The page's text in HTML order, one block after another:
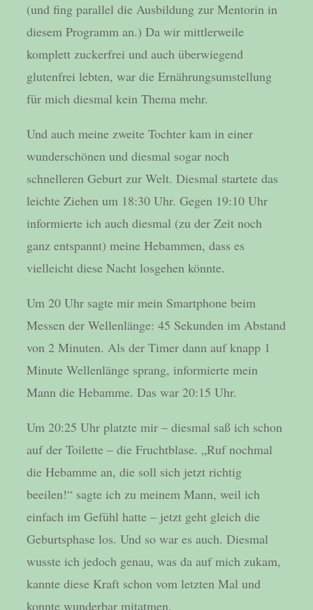
(und fing parallel die Ausbildung zur Mentorin in
diesem Programm an.) Da wir mittlerweile
komplett zuckerfrei und auch überwiegend
glutenfrei lebten, war die Ernährungsumstellung
für mich diesmal kein Thema mehr.
Und auch meine zweite Tochter kam in einer
wunderschönen und diesmal sogar noch
schnelleren Geburt zur Welt. Diesmal startete das
leichte Ziehen um 18:30 Uhr. Gegen 19:10 Uhr
informierte ich auch diesmal (zu der Zeit noch
ganz entspannt) meine Hebammen, dass es
vielleicht diese Nacht losgehen könnte.
Um 20 Uhr sagte mir mein Smartphone beim
Messen der Wellenlänge: 45 Sekunden im Abstand
von 2 Minuten. Als der Timer dann auf knapp 1
Minute Wellenlänge sprang, informierte mein
Mann die Hebamme. Das war 20:15 Uhr.
Um 20:25 Uhr platzte mir – diesmal saß ich schon
auf der Toilette – die Fruchtblase. „Ruf nochmal
die Hebamme an, die soll sich jetzt richtig
beeilen!“ sagte ich zu meinem Mann, weil ich
einfach im Gefühl hatte – jetzt geht gleich die
Geburtsphase los. Und so war es auch. Diesmal
wusste ich jedoch genau, was da auf mich zukam,
kannte diese Kraft schon vom letzten Mal und
konnte wunderbar mitatmen.